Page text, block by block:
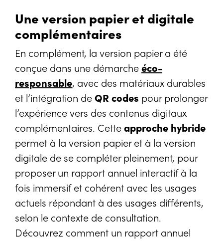
Une version papier et digitale
complémentaires
En complément, la version papier a été
conçue dans une démarcheéco-
responsable, avec des matériaux durables
et l’intégration deQR codes pour prolonger
l’expérience vers des contenus digitaux
complémentaires. Cetteapproche hybride
permet à la version papier et à la version
digitale de se compléter pleinement, pour
proposer un rapport annuel interactif à la
fois immersif et cohérent avec les usages
actuels répondant à des usages différents,
selon le contexte de consultation.
Découvrez comment un rapport annuel